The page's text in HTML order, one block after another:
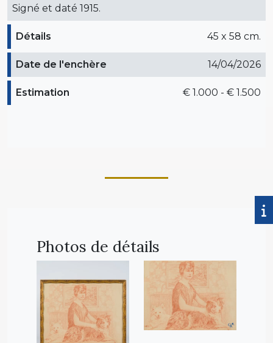
Signé et daté 1915.
Détails 45 x 58 cm.
Date de l'enchère 14/04/2026
Estimation € 1.000 - € 1.500
Photos de détails